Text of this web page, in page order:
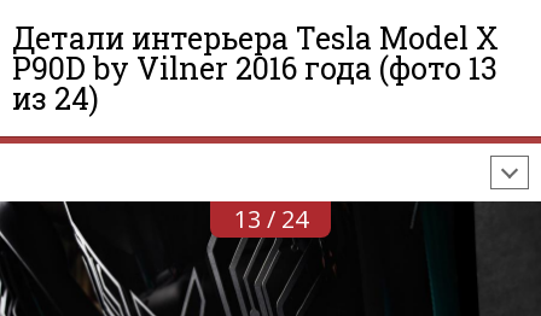
Детали интерьера Tesla Model X
P90D by Vilner 2016 года (фото 13
из 24)
ФОТОГАЛЕРЕИ АВТОМОБИЛИ
ДЕВУШКИ
АВТОСАЛОНЫ
13 / 24